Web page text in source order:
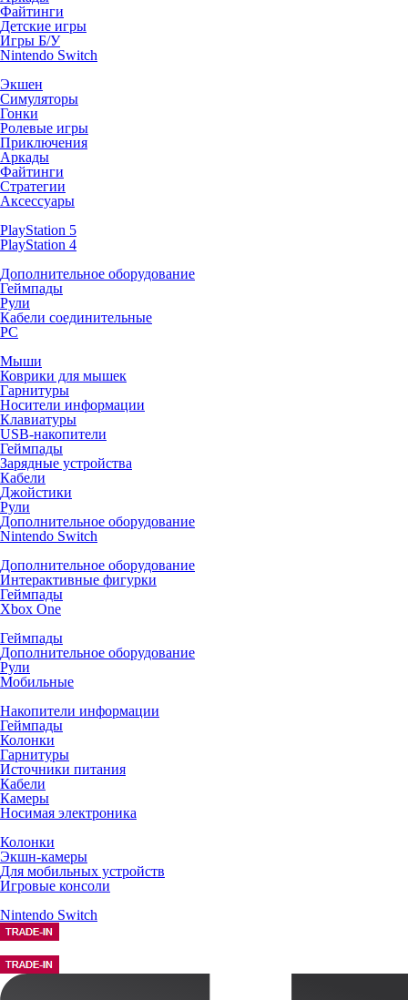
Файтинги
Детские игры
Игры Б/У
Nintendo Switch
Экшен
Симуляторы
Гонки
Ролевые игры
Приключения
Аркады
Файтинги
Стратегии
Аксессуары
PlayStation 5
PlayStation 4
Дополнительное оборудование
Геймпады
Рули
Кабели соединительные
PC
Мыши
Коврики для мышек
Гарнитуры
Носители информации
Клавиатуры
USB-накопители
Геймпады
Зарядные устройства
Кабели
Джойстики
Рули
Дополнительное оборудование
Nintendo Switch
Дополнительное оборудование
Интерактивные фигурки
Геймпады
Xbox One
Геймпады
Дополнительное оборудование
Рули
Мобильные
Накопители информации
Геймпады
Колонки
Гарнитуры
Источники питания
Кабели
Камеры
Носимая электроника
Колонки
Экшн-камеры
Для мобильных устройств
Игровые консоли
Nintendo Switch